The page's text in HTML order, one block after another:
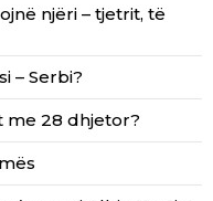
njëri – tjetrit, të
– Serbi?
me 28 dhjetor?